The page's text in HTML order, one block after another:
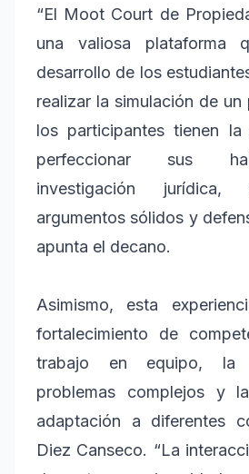
“El Moot Court de
una valiosa plataforma
desarrollo de los
realizar la simulación de
los participantes tienen
perfeccionar sus
investigación jurídica,
argumentos sólidos y
apunta el decano.
Asimismo, esta
fortalecimiento de
trabajo en equipo, la
problemas complejos y
adaptación a diferentes
Diez Canseco. “La